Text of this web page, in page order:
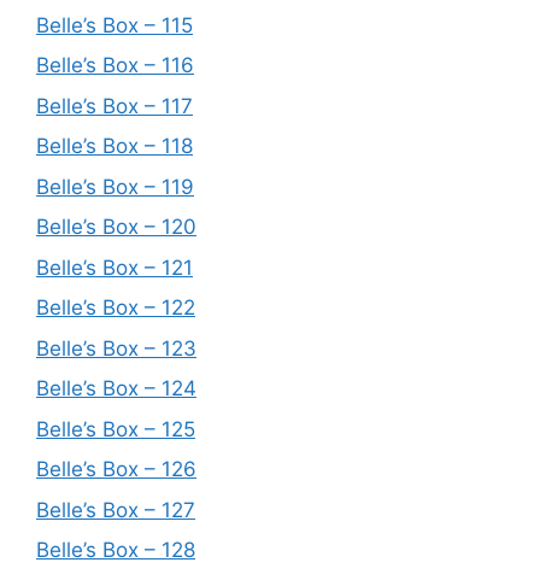
Belle’s Box – 115
Belle’s Box – 116
Belle’s Box – 117
Belle’s Box – 118
Belle’s Box – 119
Belle’s Box – 120
Belle’s Box – 121
Belle’s Box – 122
Belle’s Box – 123
Belle’s Box – 124
Belle’s Box – 125
Belle’s Box – 126
Belle’s Box – 127
Belle’s Box – 128